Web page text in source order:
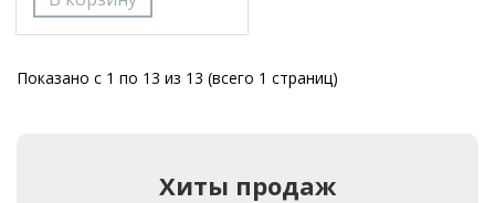
Показано с 1 по 13 из 13 (всего 1 страниц)
Хиты продаж